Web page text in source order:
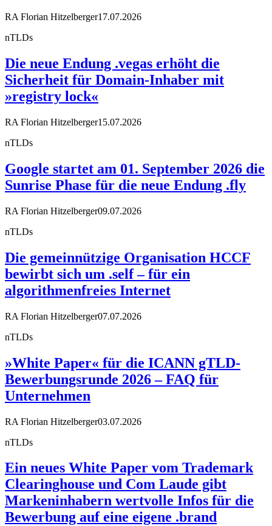
RA Florian Hitzelberger17.07.2026
nTLDs
Die neue Endung .vegas erhöht die
Sicherheit für Domain-Inhaber mit
»registry lock«
RA Florian Hitzelberger15.07.2026
nTLDs
Google startet am 01. September 2026 die
Sunrise Phase für die neue Endung .fly
RA Florian Hitzelberger09.07.2026
nTLDs
Die gemeinnützige Organisation HCCF
bewirbt sich um .self – für ein
algorithmenfreies Internet
RA Florian Hitzelberger07.07.2026
nTLDs
»White Paper« für die ICANN gTLD-
Bewerbungsrunde 2026 – FAQ für
Unternehmen
RA Florian Hitzelberger03.07.2026
nTLDs
Ein neues White Paper vom Trademark
Clearinghouse und Com Laude gibt
Markeninhabern wertvolle Infos für die
Bewerbung auf eine eigene .brand